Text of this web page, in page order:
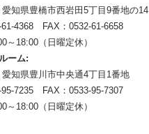
愛知県豊橋市西岩田5丁目9番地の14
61-4368 FAX：0532-61-6658
～18:00（日曜定休）
ーム:
愛知県豊川市中央通4丁目1番地
95-7235 FAX：0533-95-7307
～18:00（日曜定休）